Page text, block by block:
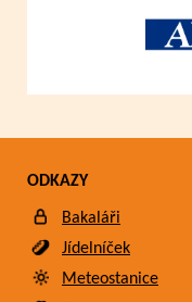
ODKAZY
Bakaláři
Jídelníček
Meteostanice